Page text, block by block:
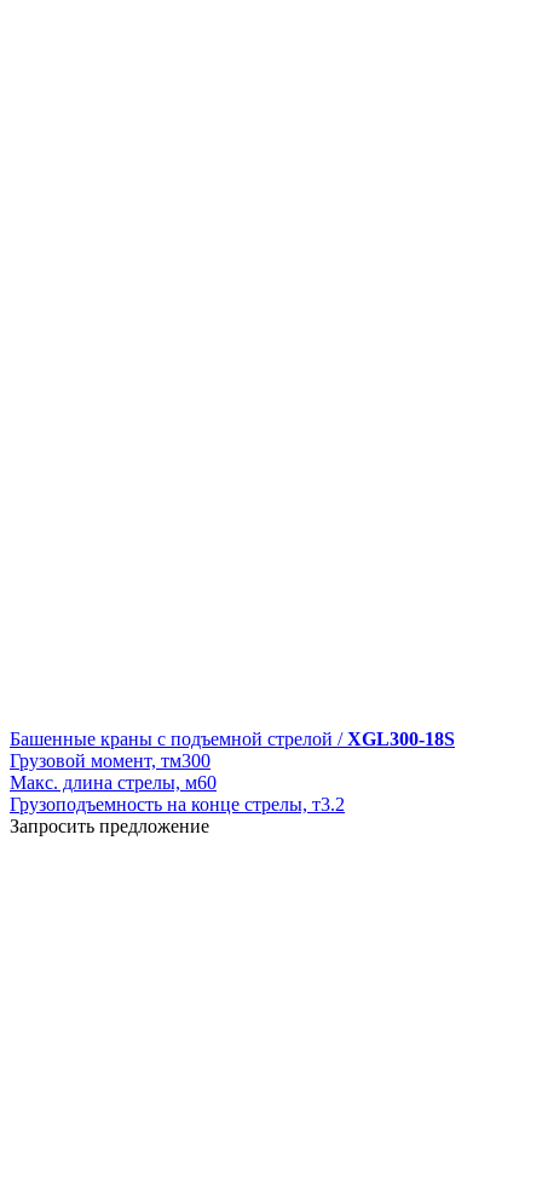
Башенные краны с подъемной стрелой /XGL300-18S
Грузовой момент, тм300
Макс. длина стрелы, м60
Грузоподъемность на конце стрелы, т3.2
Запросить предложение